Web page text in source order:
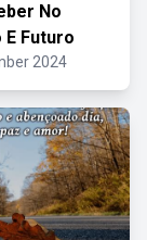
No
E Futuro
2024